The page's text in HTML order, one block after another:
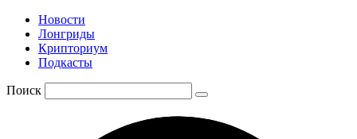
Новости
Лонгриды
Крипториум
Подкасты
Поиск